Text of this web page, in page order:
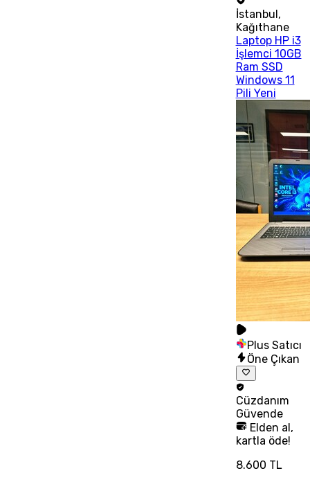
İstanbul,
Kağıthane
Laptop HP i3
İşlemci 10GB
Ram SSD
Windows 11
Pili Yeni
Plus Satıcı
Öne Çıkan
Cüzdanım
Güvende
Elden al,
kartla öde!
8.600 TL